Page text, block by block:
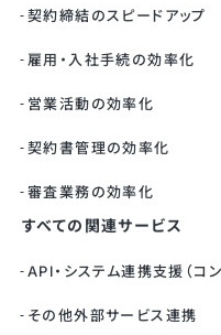
契約締結のスピードアップ
雇用・入社手続の効率化
営業活動の効率化
契約書管理の効率化
審査業務の効率化
すべての関連サービス
API・システム連携支援（コ
その他外部サービス連携